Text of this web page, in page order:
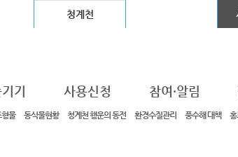
청계천
물 동식물현황 청계천 행운의 동전 환경수질관리 풍수해 대책 홍
기 사용신청 참여·알림